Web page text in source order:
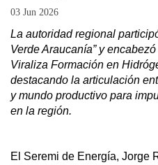
03 Jun 2026
La autoridad regional
Verde Araucanía” y
Viraliza Formación en
destacando la articulación
y mundo productivo para
en la región.
El Seremi de Energía, Jorge